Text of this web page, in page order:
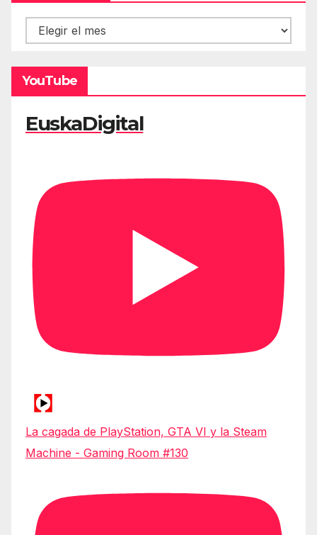
Hemeroteca
YouTube
EuskaDigital
La cagada de PlayStation, GTA VI y la Steam
Machine - Gaming Room #130